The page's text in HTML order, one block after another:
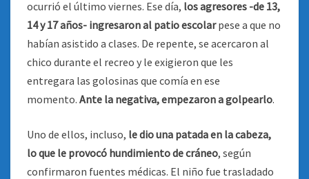
ocurrió el último viernes. Ese día, los agresores -de 13,
14 y 17 años- ingresaron al patio escolarpese a que no
habían asistido a clases. De repente, se acercaron al
chico durante el recreo y le exigieron que les
entregara las golosinas que comía en ese
momento. Ante la negativa, empezaron a golpearlo.
Uno de ellos, incluso, le dio una patada en la cabeza,
lo que le provocó hundimiento de cráneo, según
confirmaron fuentes médicas. El niño fue trasladado